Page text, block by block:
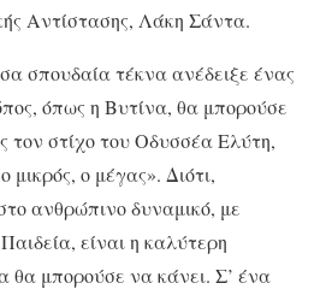
Αντίστασης, Λάκη Σάντα.
σπουδαία τέκνα ανέδειξε ένας
όπως η Βυτίνα, θα μπορούσε
τον στίχο του Οδυσσέα Ελύτη,
μικρός, ο μέγας». Διότι,
ανθρώπινο δυναμικό, με
είναι η καλύτερη
θα μπορούσε να κάνει. Σ’ ένα